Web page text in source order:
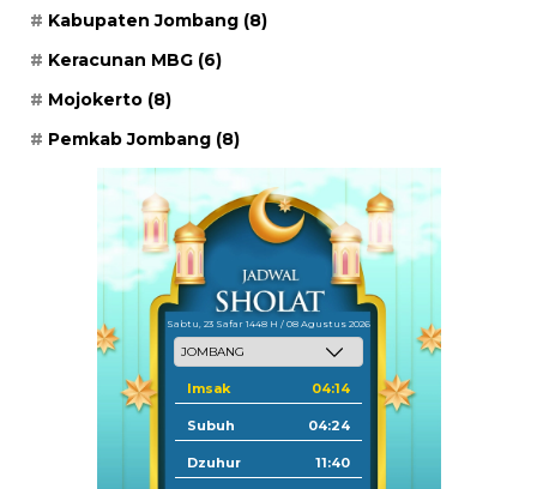
Kabupaten Jombang (8)
Keracunan MBG (6)
Mojokerto (8)
Pemkab Jombang (8)
Sabtu, 23 Safar 1448 H / 08 Agustus 2026
Imsak 04:14
Subuh 04:24
Dzuhur 11:40